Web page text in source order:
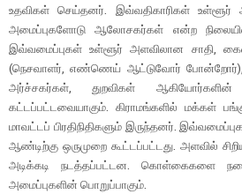
உதவிகள் செய்தனர். இவ்வதிகாரிகள்
அமைப்புகளோடு ஆலோசகர்கள் என்ற
இவ்வமைப்புகள் உள்ளூர் அளவிலான சாதி,
(நெசவாளர், எண்ணெய் ஆட்டுவோர்
அர்ச்சகர்கள், துறவிகள் ஆகியோர்களின்
கட்டப்பட்டவையாகும். கிராமங்களில் மக்கள்
மாவட்டப் பிரதிநிதிகளும் இருந்தனர்.
ஆண்டிற்கு ஒருமுறை கூட்டப்பட்டது. அளவில்
அடிக்கடி நடத்தப்பட்டன. கொள்கைகளை
அமைப்புகளின் பொறுப்பாகும்.